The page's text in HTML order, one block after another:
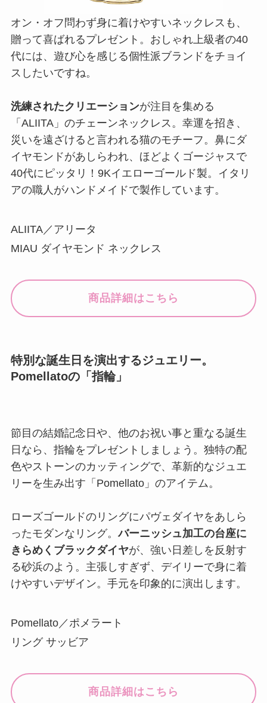
オン・オフ問わず身に着けやすいネックレスも、
贈って喜ばれるプレゼント。おしゃれ上級者の40
代には、遊び心を感じる個性派ブランドをチョイ
スしたいですね。
洗練されたクリエーションが注目を集める
「ALIITA」のチェーンネックレス。幸運を招き、
災いを遠ざけると言われる猫のモチーフ。鼻にダ
イヤモンドがあしらわれ、ほどよくゴージャスで
40代にピッタリ！9Kイエローゴールド製。イタリ
アの職人がハンドメイドで製作しています。
ALIITA／アリータ
MIAU ダイヤモンド ネックレス
商品詳細はこちら
特別な誕生日を演出するジュエリー。
Pomellatoの「指輪」
節目の結婚記念日や、他のお祝い事と重なる誕生
日なら、指輪をプレゼントしましょう。独特の配
色やストーンのカッティングで、革新的なジュエ
リーを生み出す「Pomellato」のアイテム。
ローズゴールドのリングにパヴェダイヤをあしら
ったモダンなリング。バーニッシュ加工の台座に
きらめくブラックダイヤが、強い日差しを反射す
る砂浜のよう。主張しすぎず、デイリーで身に着
けやすいデザイン。手元を印象的に演出します。
Pomellato／ポメラート
リング サッビア
商品詳細はこちら